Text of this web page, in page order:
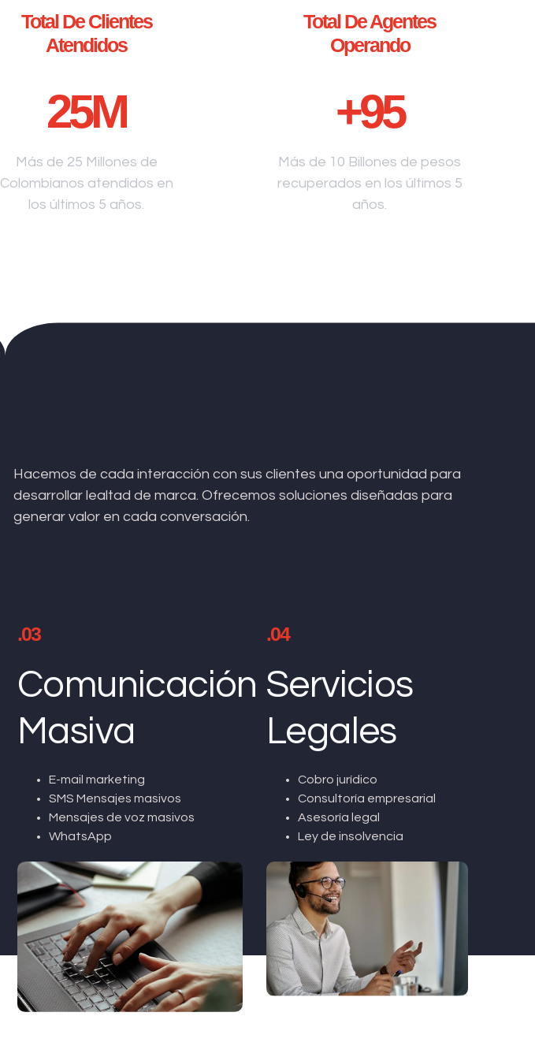
Total De Clientes
Atendidos
25M
Más de 25 Millones de
Colombianos atendidos en
los últimos 5 años.
Total De Agentes
Operando
+95
Más de 10 Billones de pesos
recuperados en los últimos 5
años.
Hacemos de cada interacción con sus clientes una oportunidad para
desarrollar lealtad de marca. Ofrecemos soluciones diseñadas para
generar valor en cada conversación.
.03
Comunicación
Masiva
E-mail marketing
SMS Mensajes masivos
Mensajes de voz masivos
WhatsApp
.04
Servicios
Legales
Cobro jurídico
Consultoría empresarial
Asesoría legal
Ley de insolvencia